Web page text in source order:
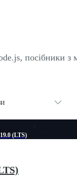
посібники з
(LTS)